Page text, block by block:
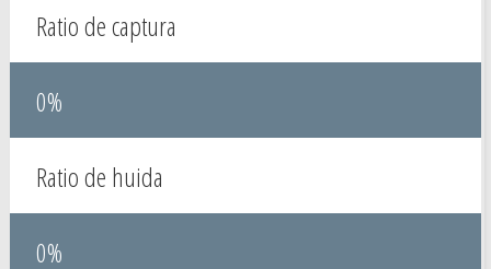
Ratio de captura
0%
Ratio de huida
0%